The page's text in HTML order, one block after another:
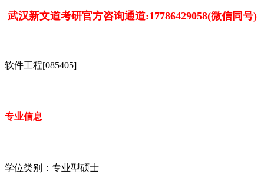
武汉新文道考研官方咨询通道:17786429058(微信同号)
软件工程[085405]
专业信息
学位类别：专业型硕士